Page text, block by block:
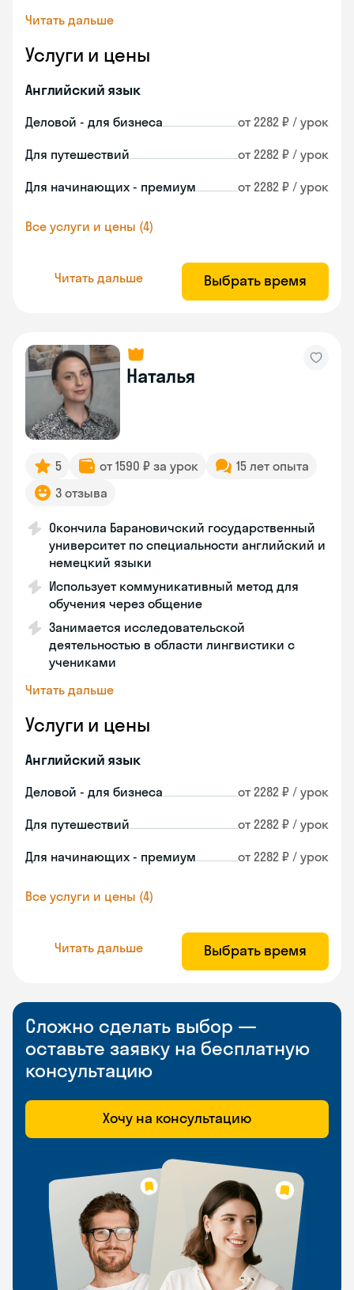
Читать дальше
Услуги и цены
Английский язык
Деловой - для бизнеса от 2282 ₽ / урок
Для путешествий от 2282 ₽ / урок
Для начинающих - премиум от 2282 ₽ / урок
Все услуги и цены (4)
Читать дальше Выбрать время
Наталья
5 от 1590 ₽ за урок
15 лет опыта
3 отзыва
Окончила Барановичский государственный
университет по специальности английский и
немецкий языки
Использует коммуникативный метод для
обучения через общение
Занимается исследовательской
деятельностью в области лингвистики с
учениками
Читать дальше
Услуги и цены
Английский язык
Деловой - для бизнеса от 2282 ₽ / урок
Для путешествий от 2282 ₽ / урок
Для начинающих - премиум от 2282 ₽ / урок
Все услуги и цены (4)
Читать дальше Выбрать время
Сложно сделать выбор —
оставьте заявку на бесплатную
консультацию
Хочу на консультацию